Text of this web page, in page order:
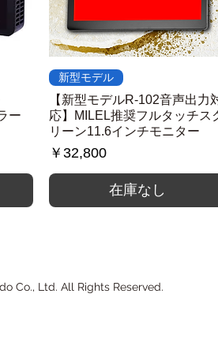
ー
クイックビュー
新型モデル
【新型モデルR-102音声出力
応】MILEL推奨フルタッチス
リーン11.6インチモニター
価格
￥32,800
在庫なし
Co., Ltd. All Rights Reserved.